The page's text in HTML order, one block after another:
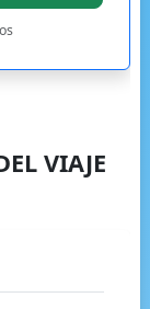
VIAJE